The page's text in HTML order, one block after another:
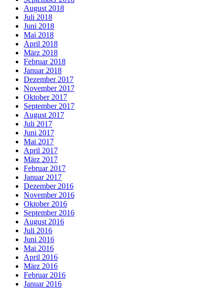
August 2018
Juli 2018
Juni 2018
Mai 2018
April 2018
März 2018
Februar 2018
Januar 2018
Dezember 2017
November 2017
Oktober 2017
September 2017
August 2017
Juli 2017
Juni 2017
Mai 2017
April 2017
März 2017
Februar 2017
Januar 2017
Dezember 2016
November 2016
Oktober 2016
September 2016
August 2016
Juli 2016
Juni 2016
Mai 2016
April 2016
März 2016
Februar 2016
Januar 2016